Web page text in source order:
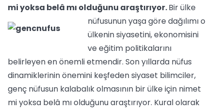
mi yoksa belâ mı olduğunu araştırıyor.Bir ülke
nüfusunun yaşa göre dağılımı o
ülkenin siyasetini, ekonomisini
ve eğitim politikalarını
belirleyen en önemli etmendir. Son yıllarda nüfus
dinamiklerinin önemini keşfeden siyaset bilimciler,
genç nüfusun kalabalık olmasının bir ülke için nimet
mi yoksa belâ mı olduğunu araştırıyor. Kural olarak